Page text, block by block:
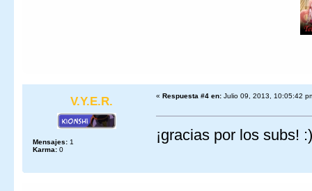
V.Y.E.R.
Mensajes: 1
Karma: 0
« Respuesta #4 en: Julio 09, 2013, 10:05:42
¡gracias por los subs! :)